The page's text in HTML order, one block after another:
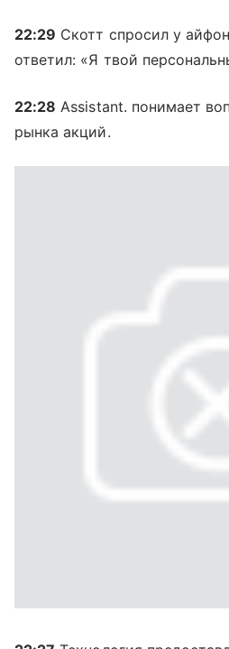
22:29 Скотт спросил у
ответил: «Я твой
22:28 Assistant. понимает
рынка акций.